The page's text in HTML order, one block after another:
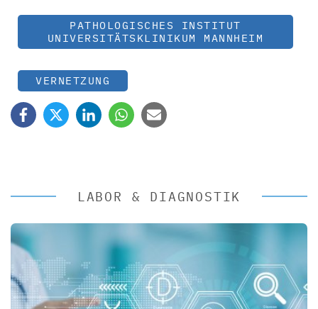
PATHOLOGISCHES INSTITUT
UNIVERSITÄTSKLINIKUM MANNHEIM
VERNETZUNG
LABOR & DIAGNOSTIK